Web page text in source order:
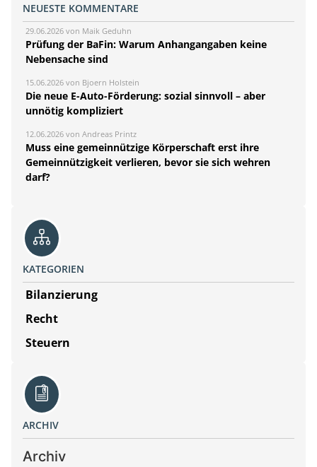
NEUESTE KOMMENTARE
29.06.2026 von Maik Geduhn
Prüfung der BaFin: Warum Anhangangaben keine
Nebensache sind
15.06.2026 von Bjoern Holstein
Die neue E-Auto-Förderung: sozial sinnvoll – aber
unnötig kompliziert
12.06.2026 von Andreas Printz
Muss eine gemeinnützige Körperschaft erst ihre
Gemeinnützigkeit verlieren, bevor sie sich wehren
darf?
KATEGORIEN
Bilanzierung
Recht
Steuern
ARCHIV
Archiv